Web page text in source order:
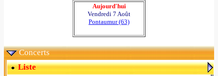
Aujourd'hui
Vendredi 7 Août
Pontaumur (63)
Concerts
Liste